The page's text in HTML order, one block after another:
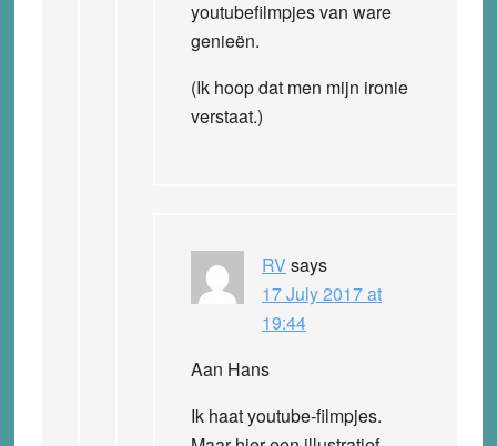
youtubefilmpjes van ware
genieën.
(Ik hoop dat men mijn ironie
verstaat.)
RV says
17 July 2017 at
19:44
Aan Hans
Ik haat youtube-filmpjes.